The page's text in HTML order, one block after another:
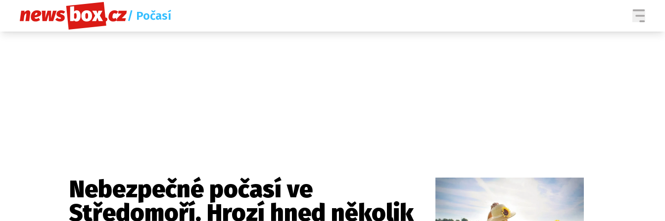
/ Počasí
Etický kodex Redakce Kontakt Vydavatel Inzerce Osobní údaje / Cookies
Volná místa
Nebezpečné počasí ve
Středomoří. Hrozí hned několik